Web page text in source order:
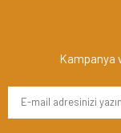
Kampanya